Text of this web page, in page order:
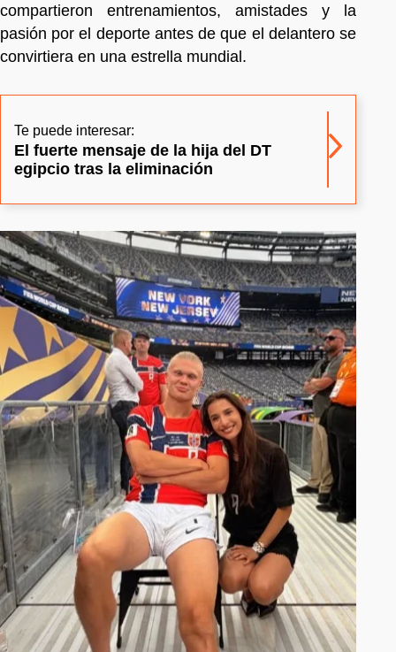
compartieron entrenamientos, amistades y la
pasión por el deporte antes de que el delantero se
convirtiera en una estrella mundial.
Te puede interesar:
El fuerte mensaje de la hija del DT
egipcio tras la eliminación